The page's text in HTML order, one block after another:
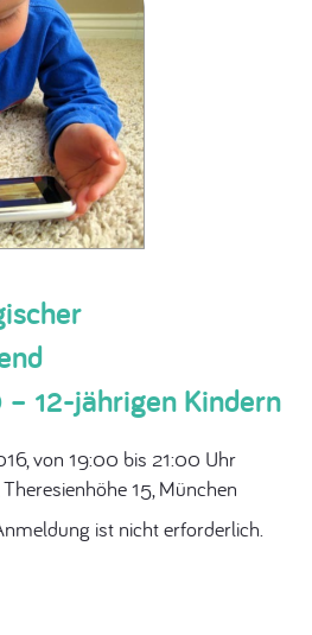
12-jährigen Kindern
von 19:00 bis 21:00 Uhr
15, München
ist nicht erforderlich.